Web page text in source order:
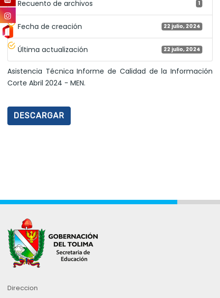
Recuento de archivos 1
Fecha de creación 22 julio, 2024
Última actualización 22 julio, 2024
Asistencia Técnica Informe de Calidad de la Información
Corte Abril 2024 - MEN.
DESCARGAR
Direccion